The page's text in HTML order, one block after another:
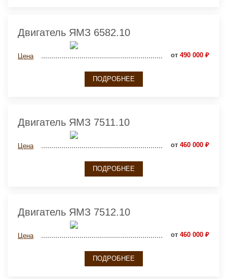
Двигатель ЯМЗ 6582.10
Цена от 490 000 ₽
ПОДРОБНЕЕ
Двигатель ЯМЗ 7511.10
Цена от 460 000 ₽
ПОДРОБНЕЕ
Двигатель ЯМЗ 7512.10
Цена от 460 000 ₽
ПОДРОБНЕЕ